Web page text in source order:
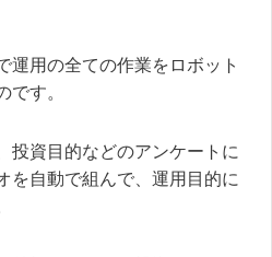
運用の全ての作業をロボット
です。
投資目的などのアンケートに
を自動で組んで、運用目的に